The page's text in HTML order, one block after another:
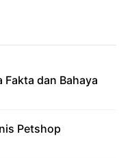
Fakta dan Bahaya
Petshop